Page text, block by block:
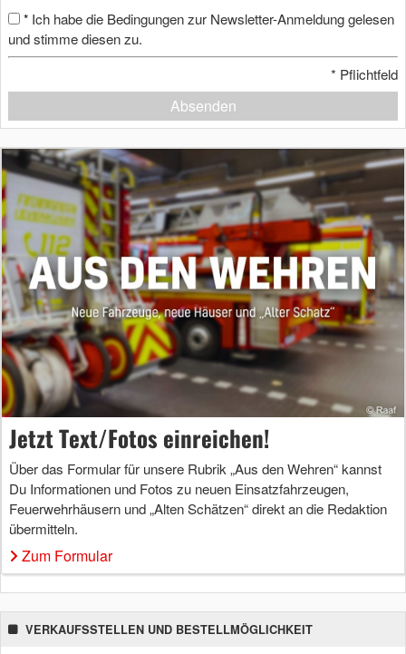
* Ich habe die Bedingungen zur Newsletter-Anmeldung gelesen
und stimme diesen zu.
* Pflichtfeld
Absenden
Jetzt Text/Fotos einreichen!
Über das Formular für unsere Rubrik „Aus den Wehren“ kannst
Du Informationen und Fotos zu neuen Einsatzfahrzeugen,
Feuerwehrhäusern und „Alten Schätzen“ direkt an die Redaktion
übermitteln.
Zum Formular
VERKAUFSSTELLEN UND BESTELLMÖGLICHKEIT